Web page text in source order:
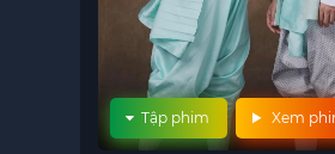
Xem
Tập phim